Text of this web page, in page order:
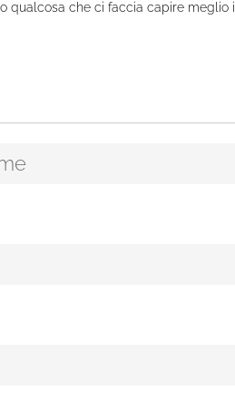
qualcosa che ci faccia capire meglio il